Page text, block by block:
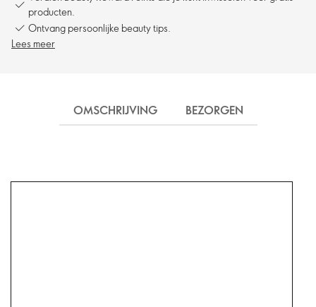
producten.
Ontvang persoonlijke beauty tips.
Lees meer
OMSCHRIJVING BEZORGEN